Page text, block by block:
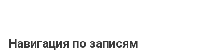
Навигация по записям